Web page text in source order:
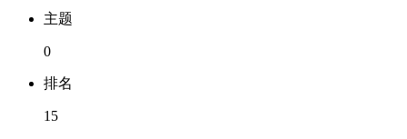
主题
0
排名
15